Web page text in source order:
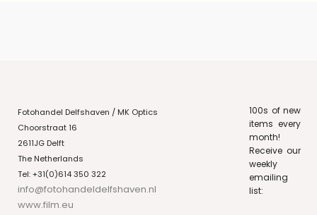
Fotohandel Delfshaven / MK Optics
Choorstraat 16
2611JG Delft
The Netherlands
Tel: +31(0)614 350 322
info@fotohandeldelfshaven.nl
www.film.eu
100s of new
items every
month!
Receive our
weekly
emailing
list: